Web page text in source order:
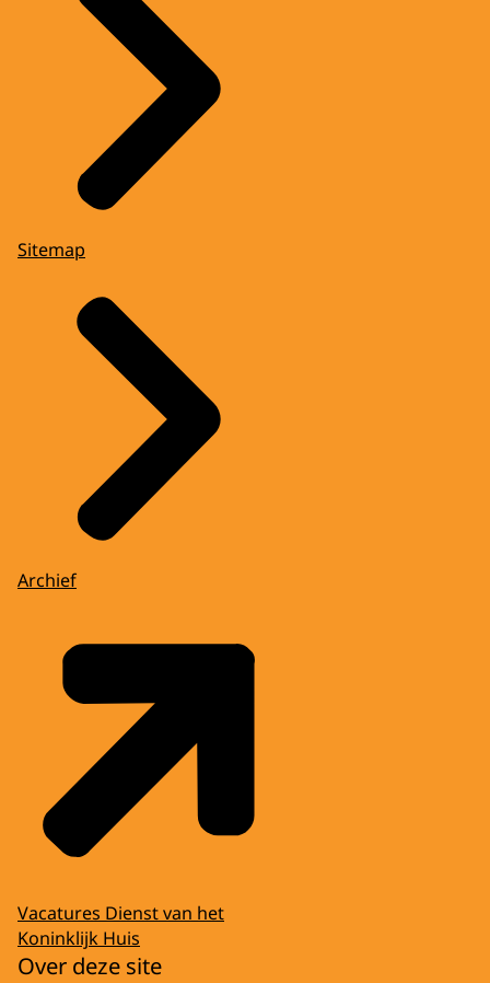
Sitemap
Archief
Vacatures Dienst van het
Koninklijk Huis
Over deze site